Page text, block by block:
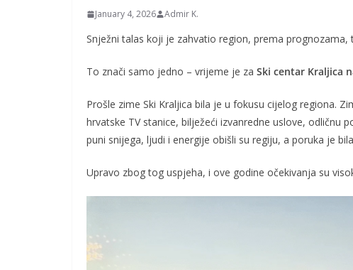
January 4, 2026 Admir K.
Snježni talas koji je zahvatio region, prema
To znači samo jedno – vrijeme je za Ski centar Kraljica
Prošle zime Ski Kraljica bila je u fokusu cijelog regiona.
hrvatske TV stanice, bilježeći izvanredne uslove, odličnu
puni snijega, ljudi i energije obišli su regiju, a poruka je
Upravo zbog tog uspjeha, i ove godine očekivanja su